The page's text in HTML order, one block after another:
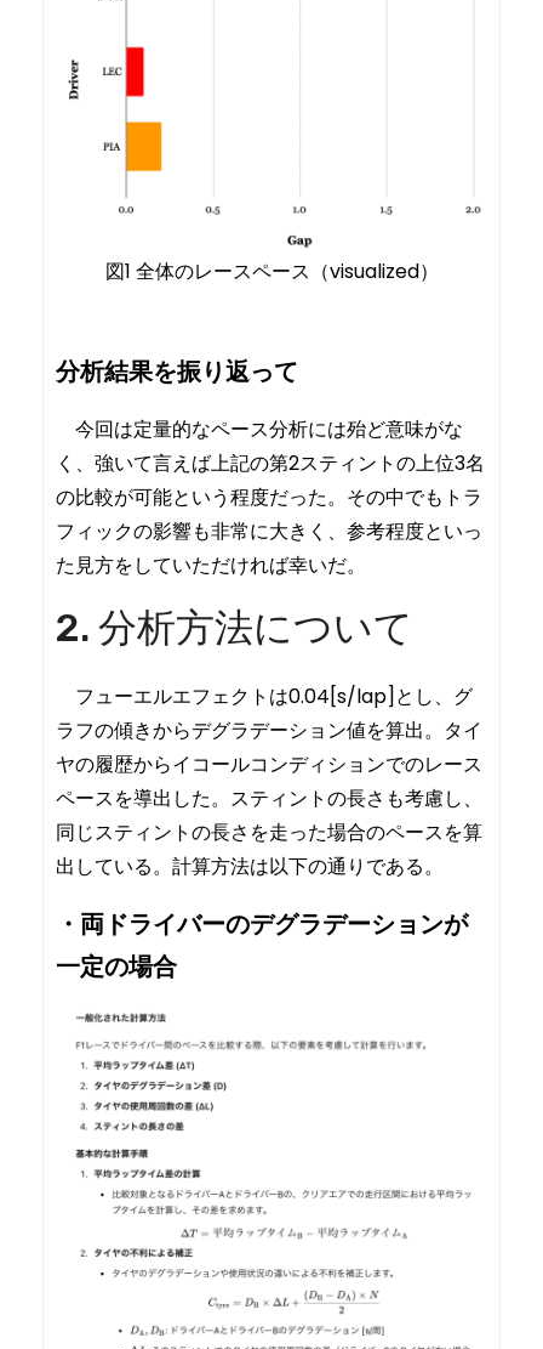
図1 全体のレースペース（visualized）
分析結果を振り返って
今回は定量的なペース分析には殆ど意味がな
く、強いて言えば上記の第2スティントの上位3名
の比較が可能という程度だった。その中でもトラ
フィックの影響も非常に大きく、参考程度といっ
た見方をしていただければ幸いだ。
2. 分析方法について
フューエルエフェクトは0.04[s/lap]とし、グ
ラフの傾きからデグラデーション値を算出。タイ
ヤの履歴からイコールコンディションでのレース
ペースを導出した。スティントの長さも考慮し、
同じスティントの長さを走った場合のペースを算
出している。計算方法は以下の通りである。
・両ドライバーのデグラデーションが
一定の場合